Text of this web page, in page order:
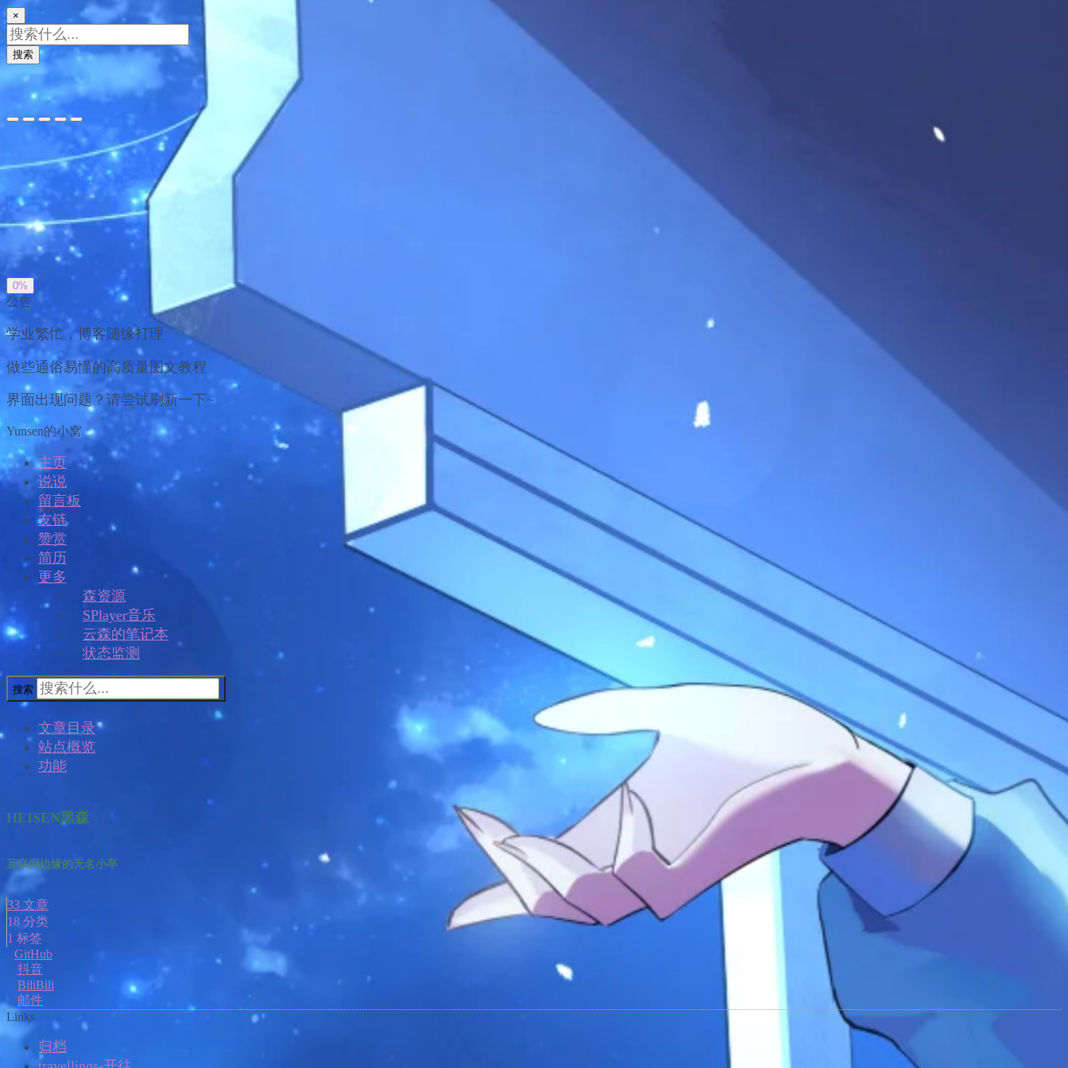
×
搜索
暗黑模式
Sans Serif Serif
浅阴影 深阴影
关闭 日落 灰度
0%
公告
学业繁忙，博客随缘打理
做些通俗易懂的高质量图文教程
界面出现问题？请尝试刷新一下~
Yunsen的小窝
主页
说说
留言板
友链
赞赏
简历
更多
森资源
SPlayer音乐
云森的笔记本
状态监测
搜索
文章目录
站点概览
功能
HEISEN黑森
互联网边缘的无名小卒
33 文章
18 分类
1 标签
GitHub
抖音
BiliBili
邮件
Links
归档